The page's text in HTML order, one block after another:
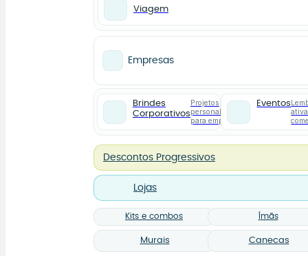
Viagem
Empresas
Brindes
Corporativos
Projetos
personalizados
para empresas
Eventos
Descontos Progressivos
Lojas
Kits e combos Ímãs
Murais Canecas